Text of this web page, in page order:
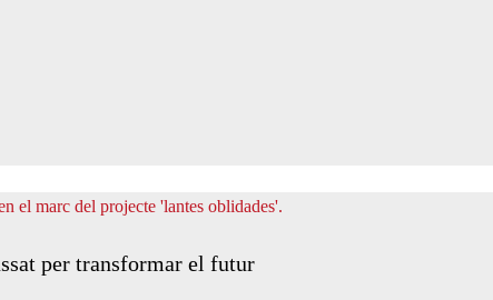
per transformar el futur